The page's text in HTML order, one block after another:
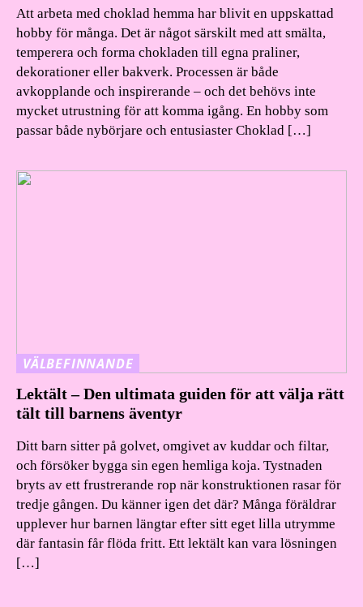
Att arbeta med choklad hemma har blivit en uppskattad
hobby för många. Det är något särskilt med att smälta,
temperera och forma chokladen till egna praliner,
dekorationer eller bakverk. Processen är både
avkopplande och inspirerande – och det behövs inte
mycket utrustning för att komma igång. En hobby som
passar både nybörjare och entusiaster Choklad […]
VÄLBEFINNANDE
Lektält – Den ultimata guiden för att välja rätt
tält till barnens äventyr
Ditt barn sitter på golvet, omgivet av kuddar och filtar,
och försöker bygga sin egen hemliga koja. Tystnaden
bryts av ett frustrerande rop när konstruktionen rasar för
tredje gången. Du känner igen det där? Många föräldrar
upplever hur barnen längtar efter sitt eget lilla utrymme
där fantasin får flöda fritt. Ett lektält kan vara lösningen
[…]